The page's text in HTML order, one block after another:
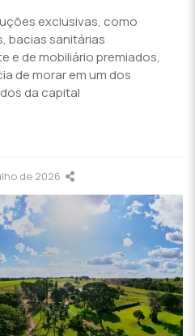
exclusivas, como
bacias sanitárias
e de mobiliário premiados,
de morar em um dos
da capital
de 2026